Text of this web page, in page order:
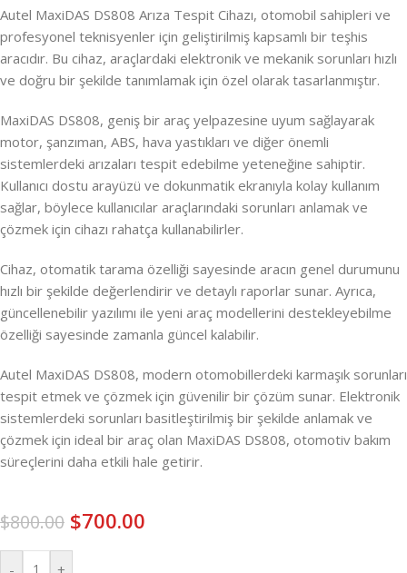
Autel MaxiDAS DS808 Arıza Tespit Cihazı, otomobil sahipleri ve
profesyonel teknisyenler için geliştirilmiş kapsamlı bir teşhis
aracıdır. Bu cihaz, araçlardaki elektronik ve mekanik sorunları hızlı
ve doğru bir şekilde tanımlamak için özel olarak tasarlanmıştır.
MaxiDAS DS808, geniş bir araç yelpazesine uyum sağlayarak
motor, şanzıman, ABS, hava yastıkları ve diğer önemli
sistemlerdeki arızaları tespit edebilme yeteneğine sahiptir.
Kullanıcı dostu arayüzü ve dokunmatik ekranıyla kolay kullanım
sağlar, böylece kullanıcılar araçlarındaki sorunları anlamak ve
çözmek için cihazı rahatça kullanabilirler.
Cihaz, otomatik tarama özelliği sayesinde aracın genel durumunu
hızlı bir şekilde değerlendirir ve detaylı raporlar sunar. Ayrıca,
güncellenebilir yazılımı ile yeni araç modellerini destekleyebilme
özelliği sayesinde zamanla güncel kalabilir.
Autel MaxiDAS DS808, modern otomobillerdeki karmaşık sorunları
tespit etmek ve çözmek için güvenilir bir çözüm sunar. Elektronik
sistemlerdeki sorunları basitleştirilmiş bir şekilde anlamak ve
çözmek için ideal bir araç olan MaxiDAS DS808, otomotiv bakım
süreçlerini daha etkili hale getirir.
$800.00 $700.00